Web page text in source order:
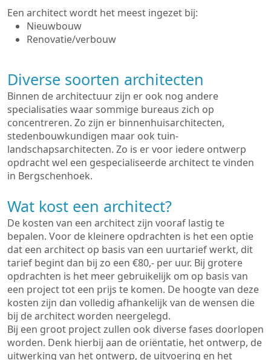
Een architect wordt het meest ingezet bij:
Nieuwbouw
Renovatie/verbouw
Diverse soorten architecten
Binnen de architectuur zijn er ook nog andere
specialisaties waar sommige bureaus zich op
concentreren. Zo zijn er binnenhuisarchitecten,
stedenbouwkundigen maar ook tuin-
landschapsarchitecten. Zo is er voor iedere ontwerp
opdracht wel een gespecialiseerde architect te vinden
in Bergschenhoek.
Wat kost een architect?
De kosten van een architect zijn vooraf lastig te
bepalen. Voor de kleinere opdrachten is het een optie
dat een architect op basis van een uurtarief werkt, dit
tarief begint dan bij zo een €80,- per uur. Bij grotere
opdrachten is het meer gebruikelijk om op basis van
een project tot een prijs te komen. De hoogte van deze
kosten zijn dan volledig afhankelijk van de wensen die
bij de architect worden neergelegd.
Bij een groot project zullen ook diverse fases doorlopen
worden. Denk hierbij aan de oriëntatie, het ontwerp, de
uitwerking van het ontwerp, de uitvoering en het